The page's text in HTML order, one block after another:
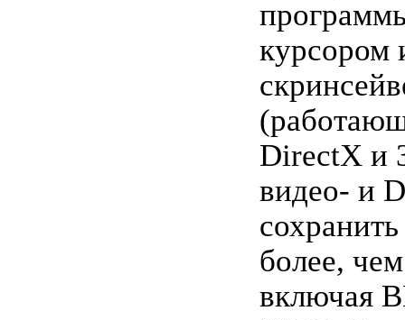
курсором
DirectX и
видео- и
более,
включая